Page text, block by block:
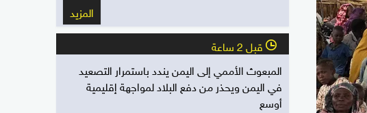
المزيد
l قبل 2 ساعة
المبعوث الأممي إلى اليمن يندد باستمرار التصعيد
في اليمن ويحذر من دفع البلاد لمواجهة إقليمية
أوسع